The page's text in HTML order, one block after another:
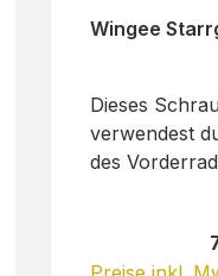
Wingee
Dieses
verwendest
des